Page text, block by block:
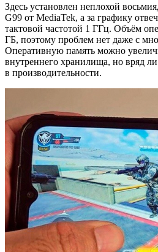
Здесь установлен неплохой
G99 от MediaTek, а за графику
тактовой частотой 1 ГГц. Объём
ГБ, поэтому проблем нет даже с
Оперативную память можно
внутреннего хранилища, но вряд
в производительности.